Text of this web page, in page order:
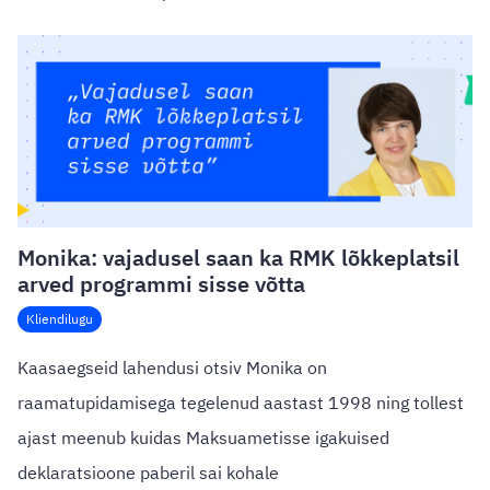
Kliendilugu
Monika: vajadusel saan ka RMK lõkkeplatsil
arved programmi sisse võtta
Kaasaegseid lahendusi otsiv Monika on
raamatupidamisega tegelenud aastast 1998 ning tollest
ajast meenub kuidas Maksuametisse igakuised
deklaratsioone paberil sai kohale